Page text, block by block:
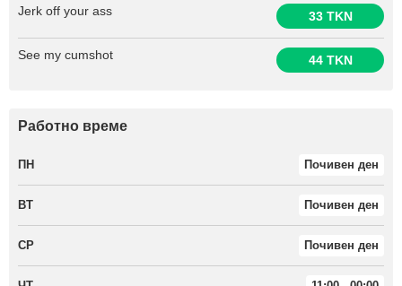
Jerk off your ass 33 TKN
See my cumshot 44 TKN
Работно време
ПН Почивен ден
ВТ Почивен ден
СР Почивен ден